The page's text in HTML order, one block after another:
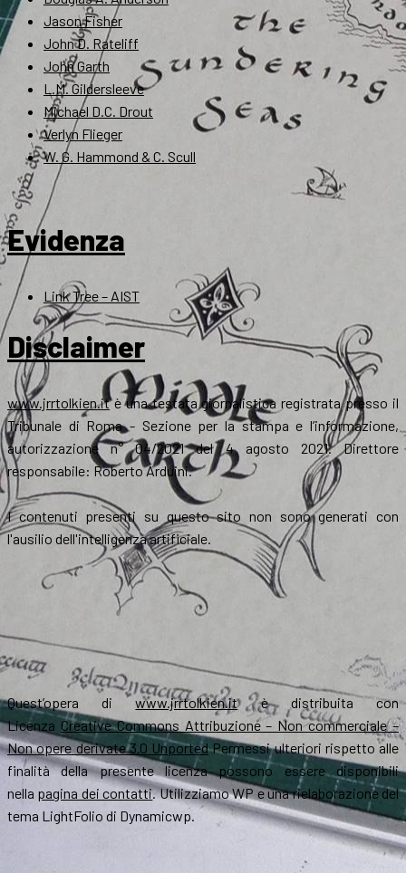
Jason Fisher
John D. Rateliff
John Garth
L.M. Gildersleeve
Michael D.C. Drout
Verlyn Flieger
W. G. Hammond & C. Scull
Evidenza
Link Tree – AIST
Disclaimer
www.jrrtolkien.itè una testata giornalistica registrata presso il
Tribunale di Roma - Sezione per la stampa e l’informazione,
autorizzazione n° 04/2021 del 4 agosto 2021. Direttore
responsabile: Roberto Arduini.
I contenuti presenti su questo sito non sono generati con
l'ausilio dell'intelligenza artificiale.
Quest’opera diwww.jrrtolkien.itè distribuita con
Licenza Creative Commons Attribuzione – Non commerciale –
Non opere derivate 3.0 UnportedPermessi ulteriori rispetto alle
finalità della presente licenza possono essere disponibili
nella pagina dei contatti. Utilizziamo WP e una rielaborazione del
tema LightFolio di Dynamicwp.